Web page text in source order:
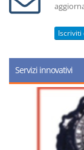
Iscriviti
Servizi innovativi